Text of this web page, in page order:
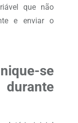
que não
e enviar o
se